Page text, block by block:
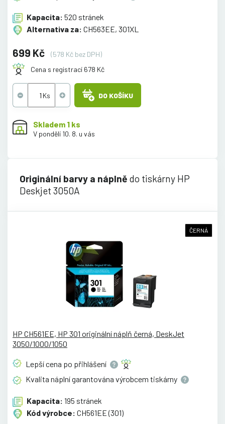
Kapacita: 520 stránek
Alternativa za: CH563EE, 301XL
699 Kč
(578 Kč bez DPH)
Cena s registrací 678 Kč
DO KOŠÍKU
Skladem 1 ks
V pondělí 10. 8. u vás
Originální barvy a náplně do tiskárny HP
Deskjet 3050A
ČERNÁ
HP CH561EE, HP 301 originální náplň černá, DeskJet
3050/1000/1050
Lepší cena po přihlášení
Kvalita náplní garantována výrobcem tiskárny
Kapacita: 195 stránek
Kód výrobce: CH561EE (301)